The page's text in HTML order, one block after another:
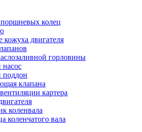
колец
кожуха двигателя
горловины
клапана
картера
коленвала
коленчатого вала